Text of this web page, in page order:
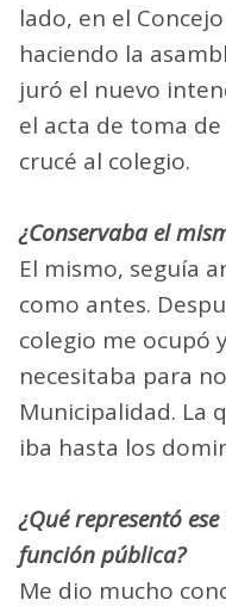
lado, en el
haciendo la
juró el nuevo
el acta de toma
crucé al colegio.
¿Conservaba el
El mismo, seguía
como antes.
colegio me ocupó
necesitaba para
Municipalidad. La
iba hasta los
¿Qué representó
función pública?
Me dio mucho